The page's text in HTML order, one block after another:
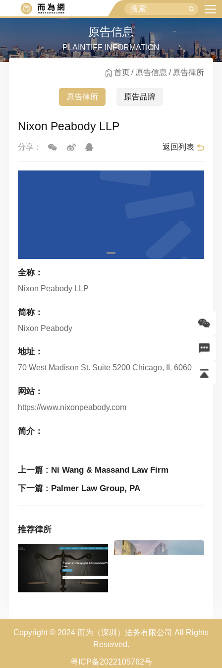
原告信息
PLAINTIFF INFORMATION
首页 原告信息 原告律所
原告律所 原告品牌
Nixon Peabody LLP
分享： 返回列表
全称：
Nixon Peabody LLP
简称：
Nixon Peabody
地址：
70 West Madison St. Suite 5200 Chicago, IL 60602
网站：
https://www.nixonpeabody.com
简介：
上一篇 : Ni Wang & Massand Law Firm
下一篇 : Palmer Law Group, PA
推荐律所
Copyright © 2024 而为（深圳）法务有限公司 All Rights
Reserved.
粤ICP备2022105762号